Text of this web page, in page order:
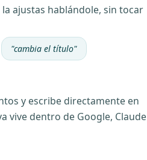
ajustas hablándole, sin tocar
"cambia el título"
y escribe directamente en
vive dentro de Google, Claude